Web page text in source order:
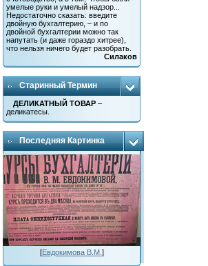
умелые руки и умелый надзор...
Недостаточно сказать: введите
двойную бухгалтерию, – и по
двойной бухгалтерии можно так
напутать (и даже гораздо хитрее),
что нельзя ничего будет разобрать.
Силаков
Старинный Термин
ДЕЛИКАТНЫЙ ТОВАР –
деликатесы.
Последняя Картинка
[Евдокимова В.М. ]